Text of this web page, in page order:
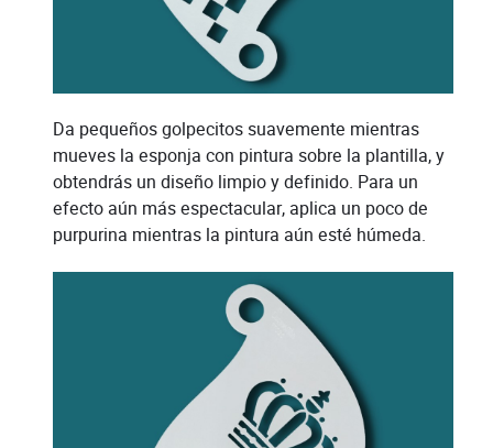
Da pequeños golpecitos suavemente mientras
mueves la esponja con pintura sobre la plantilla, y
obtendrás un diseño limpio y definido. Para un
efecto aún más espectacular, aplica un poco de
purpurina mientras la pintura aún esté húmeda.